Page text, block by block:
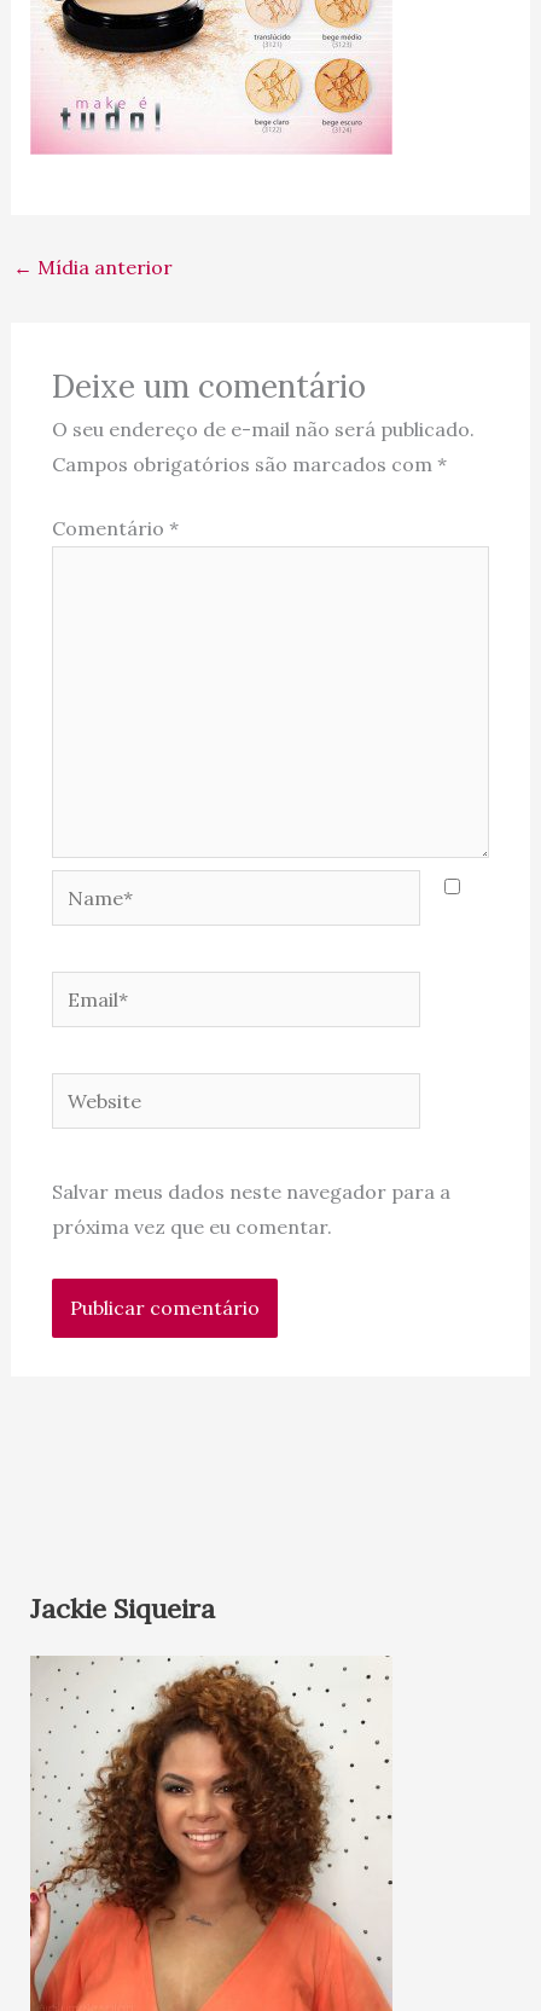
← Mídia anterior
Deixe um comentário
O seu endereço de e-mail não será publicado.
Campos obrigatórios são marcados com *
Comentário *
Name*
Email*
Website
Salvar meus dados neste navegador para a
próxima vez que eu comentar.
Jackie Siqueira